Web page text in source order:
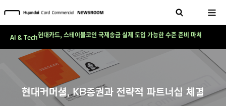
현대커머셜, KB증권과 전략적 파트너십 체결
AI & Tech현대카드, 스테이블코인 국제송금 실제 도입 가능한 수준 준비 마쳐
'AI에게도 배운다'…현대카드·현대커머셜이 'AX 시대'에 대응하는 방식
테크 그 이상의 답을 찾다!
현대카드, 스테이블코인 국제송금 실제 도입 가능한 수준 준비 마쳐
'AI에게도 배운다'…현대카드·현대커머셜이 'AX 시대'에 대응하는 방식